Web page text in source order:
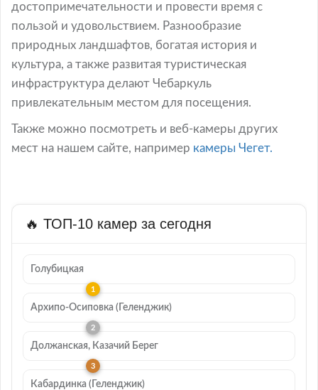
достопримечательности и провести время с
пользой и удовольствием. Разнообразие
природных ландшафтов, богатая история и
культура, а также развитая туристическая
инфраструктура делают Чебаркуль
привлекательным местом для посещения.
Также можно посмотреть и веб-камеры других
мест на нашем сайте, например камеры Чегет.
🔥 ТОП-10 камер за сегодня
Голубицкая
Архипо-Осиповка (Геленджик)
Должанская, Казачий Берег
Кабардинка (Геленджик)